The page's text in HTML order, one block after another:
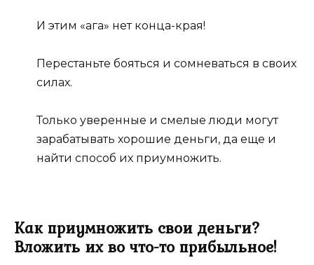
И этим «ага» нет конца-края!
Перестаньте бояться и сомневаться в своих
силах.
Только уверенные и смелые люди могут
зарабатывать хорошие деньги, да еще и
найти способ их приумножить.
Как приумножить свои деньги?
Вложить их во что-то прибыльное!